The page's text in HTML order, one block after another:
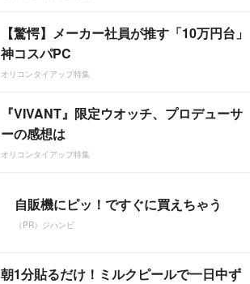
【驚愕】メーカー社員が推す「10万円台」
神コスパPC
オリコンタイアップ特集
『VIVANT』限定ウオッチ、プロデューサ
ーの感想は
オリコンタイアップ特集
自販機にピッ！ですぐに買えちゃう
（PR）ジハンピ
朝1分貼るだけ！ミルクピールで一日中ず